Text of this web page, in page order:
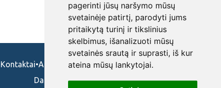
pagerinti jūsų naršymo mūsų
svetainėje patirtį, parodyti jums
pritaikytą turinį ir tikslinius
skelbimus, išanalizuoti mūsų
svetainės srautą ir suprasti, iš kur
ateina mūsų lankytojai.
Kontaktai•Apie mus•Naudojimosi taisykės
Darbo skelbimai ir pasiūlymai: gydytojams,